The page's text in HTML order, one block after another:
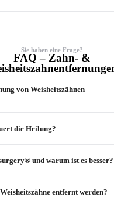
Sie haben eine Frage?
FAQ – Zahn- &
von Weisheitszähnen
die Heilung?
und warum ist es besser?
entfernt werden?